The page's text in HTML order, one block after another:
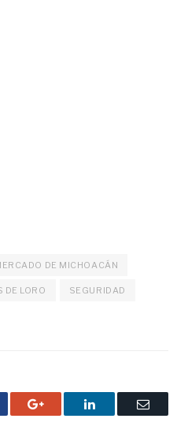
DE MICHOACÁN
DE LORO SEGURIDAD
Google+ LinkedIn
Correo